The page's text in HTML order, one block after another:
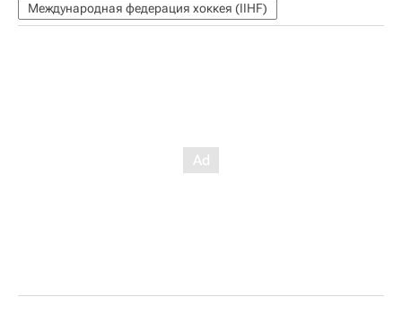
Международная федерация хоккея (IIHF)